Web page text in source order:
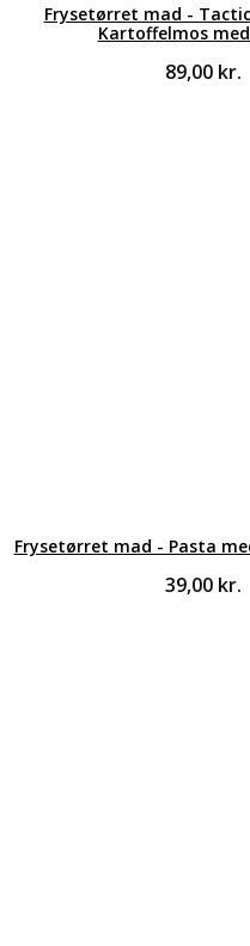
Frysetørret mad -
Kartoffelmos
89,00 kr.
Frysetørret mad - Pasta
39,00 kr.